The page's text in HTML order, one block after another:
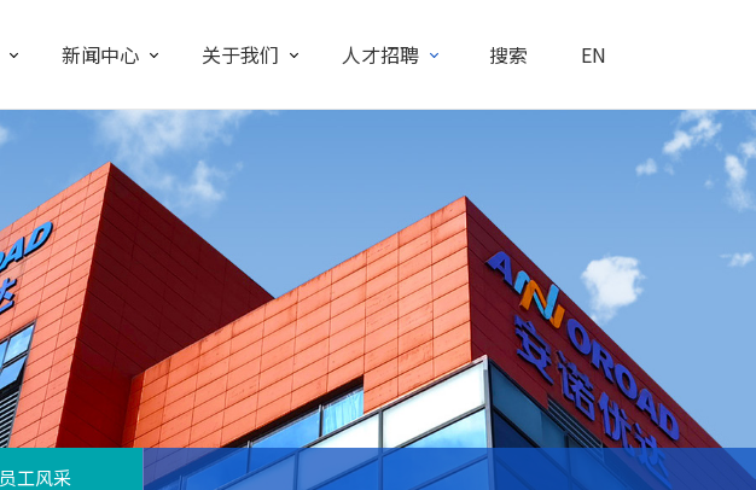
新闻中心 关于我们 人才招聘 搜索 EN
员工风采